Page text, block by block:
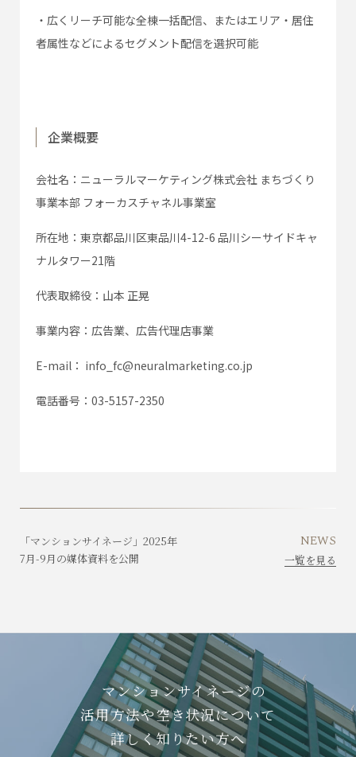
・広くリーチ可能な全棟一括配信、またはエリア・居住
者属性などによるセグメント配信を選択可能
企業概要
会社名：ニューラルマーケティング株式会社 まちづくり
事業本部 フォーカスチャネル事業室
所在地：東京都品川区東品川4-12-6 品川シーサイドキャ
ナルタワー21階
代表取締役：山本 正晃
事業内容：広告業、広告代理店事業
E-mail： info_fc@neuralmarketing.co.jp
電話番号：03-5157-2350
「マンションサイネージ」2025年
7月-9月の媒体資料を公開
NEWS
一覧を見る
マンションサイネージの
活用方法や空き状況について
詳しく知りたい方へ